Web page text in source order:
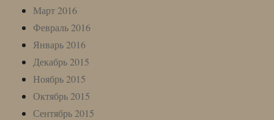
Март 2016
Февраль 2016
Январь 2016
Декабрь 2015
Ноябрь 2015
Октябрь 2015
Сентябрь 2015